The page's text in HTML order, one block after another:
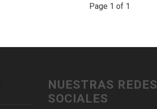
Page 1 of 1
NUESTRAS REDES
SOCIALES